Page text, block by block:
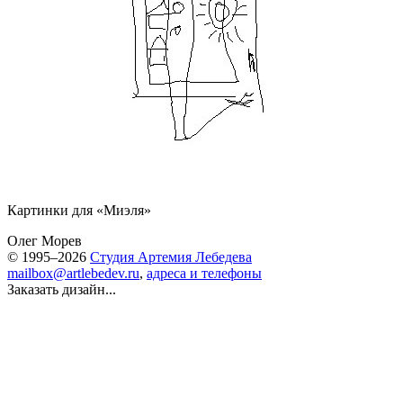
Картинки для «Миэля»
Олег Морев
© 1995–2026 Студия Артемия Лебедева
mailbox@artlebedev.ru, адреса и телефоны
Заказать дизайн...